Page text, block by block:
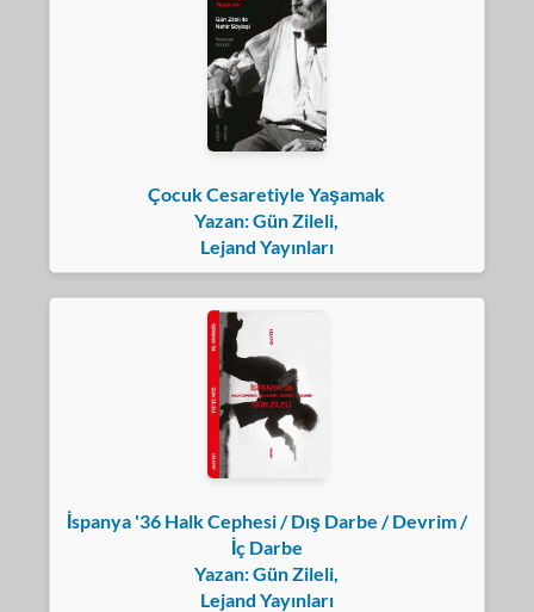
Çocuk Cesaretiyle Yaşamak
Yazan: Gün Zileli,
Lejand Yayınları
İspanya '36 Halk Cephesi / Dış Darbe / Devrim /
İç Darbe
Yazan: Gün Zileli,
Lejand Yayınları